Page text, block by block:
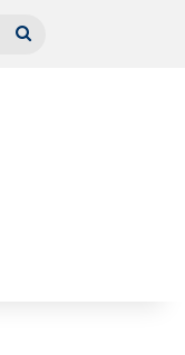
Caută